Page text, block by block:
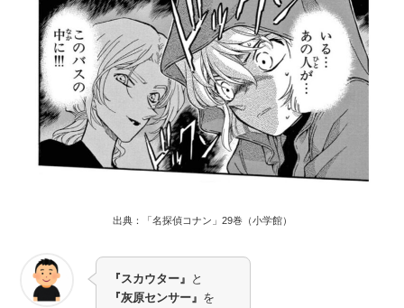
出典：「名探偵コナン」29巻（小学館）
『スカウター』 と
『灰原センサー』 を